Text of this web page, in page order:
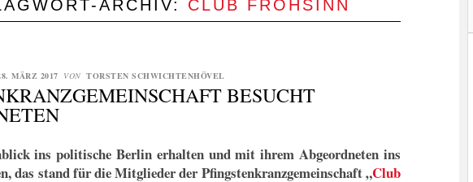
ARCHIV: CLUB FROHSINN
MÄRZ 2017 VON TORSTEN SCHWICHTENHÖVEL
BESUCHT
ins politische Berlin erhalten und mit ihrem Abgeordneten ins
das stand für die Mitglieder der Pfingstenkranzgemeinschaft „Club